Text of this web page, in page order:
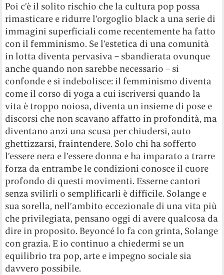
Poi c’è il solito rischio che la cultura pop possa
rimasticare e ridurre l’orgoglio black a una serie di
immagini superficiali come recentemente ha fatto
con il femminismo. Se l’estetica di una comunità
in lotta diventa pervasiva – sbandierata ovunque
anche quando non sarebbe necessario – si
confonde e si indebolisce: il femminismo diventa
come il corso di yoga a cui iscriversi quando la
vita è troppo noiosa, diventa un insieme di pose e
discorsi che non scavano affatto in profondità, ma
diventano anzi una scusa per chiudersi, auto
ghettizzarsi, fraintendere. Solo chi ha sofferto
l’essere nera e l’essere donna e ha imparato a trarre
forza da entrambe le condizioni conosce il cuore
profondo di questi movimenti. Esserne cantori
senza svilirli o semplificarli è difficile. Solange e
sua sorella, nell’ambito eccezionale di una vita più
che privilegiata, pensano oggi di avere qualcosa da
dire in proposito. Beyoncé lo fa con grinta, Solange
con grazia. E io continuo a chiedermi se un
equilibrio tra pop, arte e impegno sociale sia
davvero possibile.